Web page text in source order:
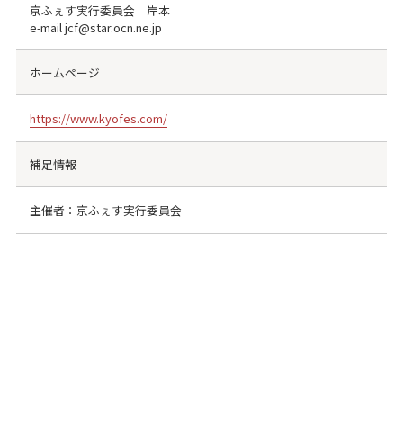
京ふぇす実行委員会 岸本
e-mail jcf@star.ocn.ne.jp
ホームページ
https://www.kyofes.com/
補足情報
主催者：京ふぇす実行委員会